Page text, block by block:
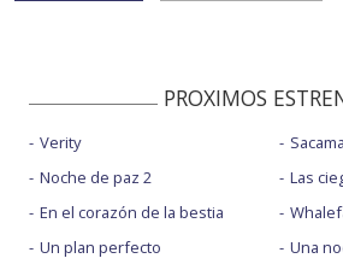
PROXIMOS
Verity
Noche de paz 2
En el corazón de la bestia
Un plan perfecto
Las
Una